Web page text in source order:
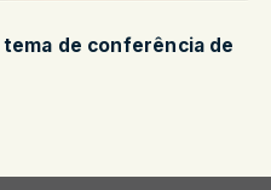
de conferência de